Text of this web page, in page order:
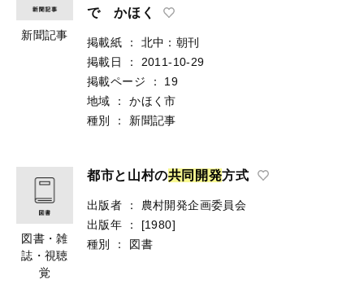
新聞記事
で かほく
掲載紙 ：
北中：朝刊
掲載日
：
2011-10-29
掲載ページ
：
19
地域
：
かほく市
種別
： 新聞記事
図書・雑
誌・視聴
覚
都市と山村の共同 開発方式
出版者 ：
農村開発企画委員会
出版年
：
[1980]
種別
： 図書